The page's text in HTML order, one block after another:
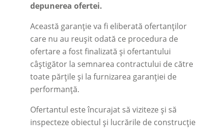
depunerea ofertei.
Această garanție va fi eliberată ofertanților
care nu au reușit odată ce procedura de
ofertare a fost finalizată și ofertantului
câștigător la semnarea contractului de către
toate părțile și la furnizarea garanției de
performanță.
Ofertantul este încurajat să viziteze și să
inspecteze obiectul și lucrările de construcție